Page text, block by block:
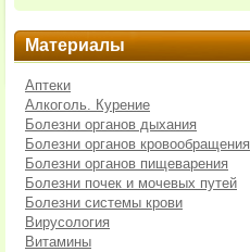
Материалы
Аптеки
Алкоголь. Курение
Болезни органов дыхания
Болезни органов кровообращения
Болезни органов пищеварения
Болезни почек и мочевых путей
Болезни системы крови
Вирусология
Витамины